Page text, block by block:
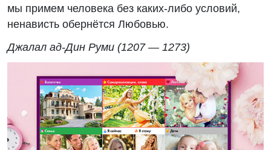
мы примем человека без каких-либо условий,
ненависть обернётся Любовью.
Джалал ад-Дин Руми (1207 — 1273)